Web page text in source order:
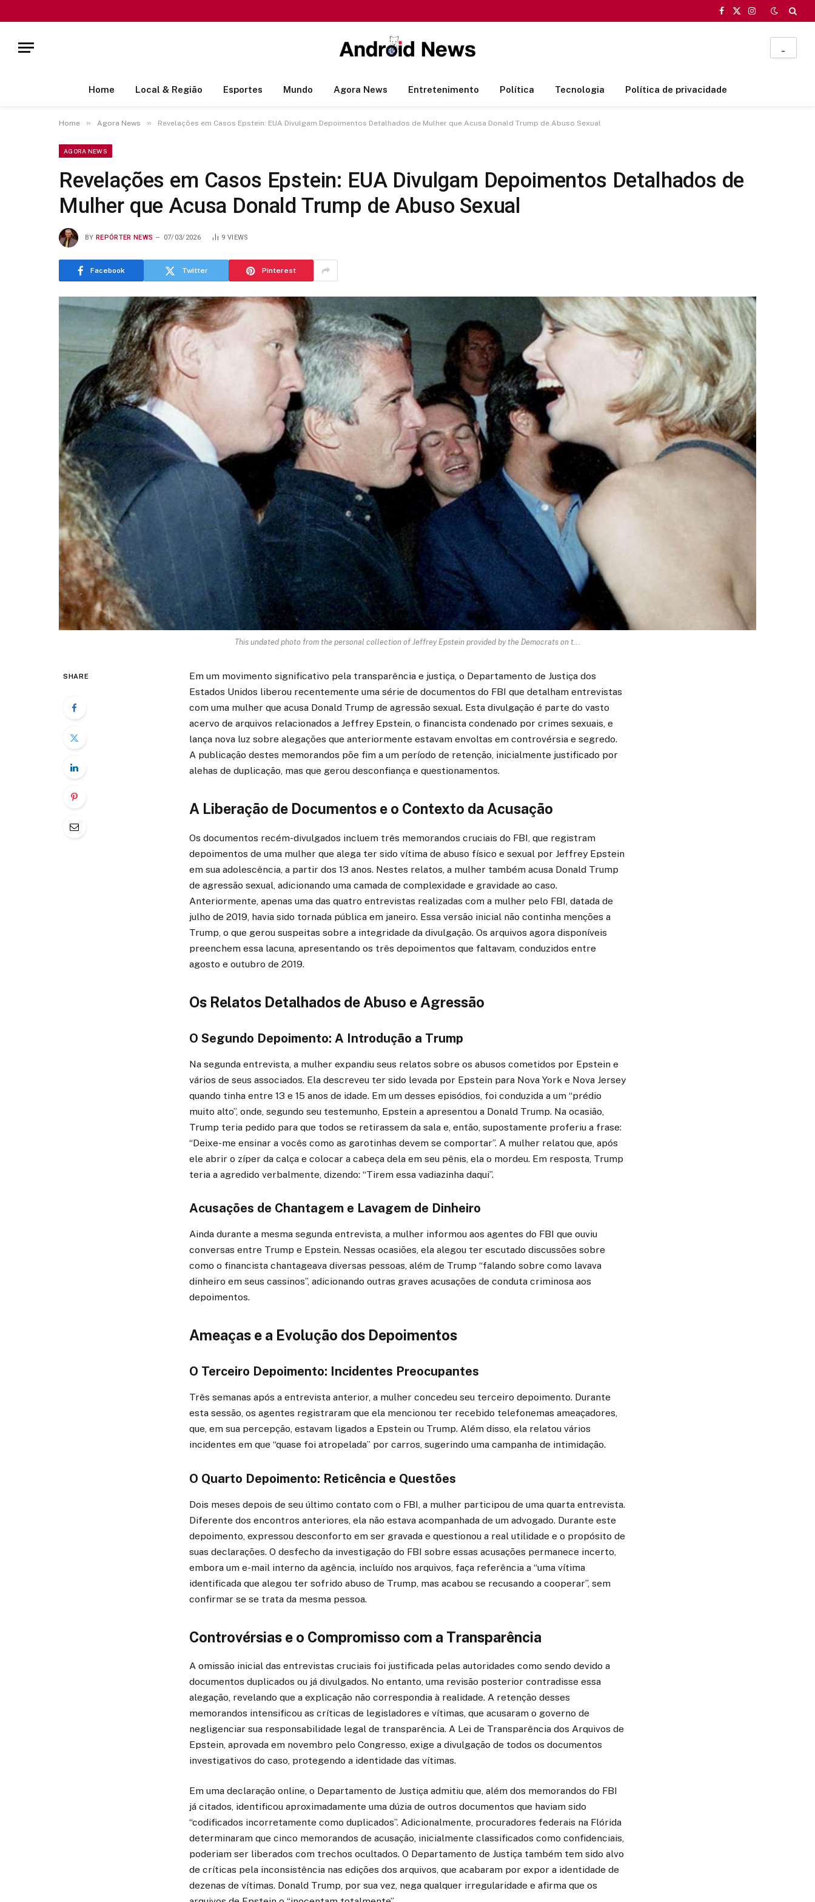
Facebook
X
Instagram
Home Local & Região Esportes Mundo Agora News Entretenimento Política Tecnologia Política de privacidade
Home » Agora News » Revelações em Casos Epstein: EUA Divulgam Depoimentos Detalhados de Mulher que Acusa Donald Trump de Abuso Sexual
AGORA NEWS
Revelações em Casos Epstein: EUA Divulgam Depoimentos Detalhados de
Mulher que Acusa Donald Trump de Abuso Sexual
BY REPÓRTER NEWS 07/03/2026 9 VIEWS
Facebook Twitter Pinterest
This undated photo from the personal collection of Jeffrey Epstein provided by the Democrats on t...
SHARE
Em um movimento significativo pela transparência e justiça, o Departamento de Justiça dos
Estados Unidos liberou recentemente uma série de documentos do FBI que detalham entrevistas
com uma mulher que acusa Donald Trump de agressão sexual. Esta divulgação é parte do vasto
acervo de arquivos relacionados a Jeffrey Epstein, o financista condenado por crimes sexuais, e
lança nova luz sobre alegações que anteriormente estavam envoltas em controvérsia e segredo.
A publicação destes memorandos põe fim a um período de retenção, inicialmente justificado por
alehas de duplicação, mas que gerou desconfiança e questionamentos.
A Liberação de Documentos e o Contexto da Acusação
Os documentos recém-divulgados incluem três memorandos cruciais do FBI, que registram
depoimentos de uma mulher que alega ter sido vítima de abuso físico e sexual por Jeffrey Epstein
em sua adolescência, a partir dos 13 anos. Nestes relatos, a mulher também acusa Donald Trump
de agressão sexual, adicionando uma camada de complexidade e gravidade ao caso.
Anteriormente, apenas uma das quatro entrevistas realizadas com a mulher pelo FBI, datada de
julho de 2019, havia sido tornada pública em janeiro. Essa versão inicial não continha menções a
Trump, o que gerou suspeitas sobre a integridade da divulgação. Os arquivos agora disponíveis
preenchem essa lacuna, apresentando os três depoimentos que faltavam, conduzidos entre
agosto e outubro de 2019.
Os Relatos Detalhados de Abuso e Agressão
O Segundo Depoimento: A Introdução a Trump
Na segunda entrevista, a mulher expandiu seus relatos sobre os abusos cometidos por Epstein e
vários de seus associados. Ela descreveu ter sido levada por Epstein para Nova York e Nova Jersey
quando tinha entre 13 e 15 anos de idade. Em um desses episódios, foi conduzida a um “prédio
muito alto”, onde, segundo seu testemunho, Epstein a apresentou a Donald Trump. Na ocasião,
Trump teria pedido para que todos se retirassem da sala e, então, supostamente proferiu a frase:
“Deixe-me ensinar a vocês como as garotinhas devem se comportar”. A mulher relatou que, após
ele abrir o zíper da calça e colocar a cabeça dela em seu pênis, ela o mordeu. Em resposta, Trump
teria a agredido verbalmente, dizendo: “Tirem essa vadiazinha daqui”.
Acusações de Chantagem e Lavagem de Dinheiro
Ainda durante a mesma segunda entrevista, a mulher informou aos agentes do FBI que ouviu
conversas entre Trump e Epstein. Nessas ocasiões, ela alegou ter escutado discussões sobre
como o financista chantageava diversas pessoas, além de Trump “falando sobre como lavava
dinheiro em seus cassinos”, adicionando outras graves acusações de conduta criminosa aos
depoimentos.
Ameaças e a Evolução dos Depoimentos
O Terceiro Depoimento: Incidentes Preocupantes
Três semanas após a entrevista anterior, a mulher concedeu seu terceiro depoimento. Durante
esta sessão, os agentes registraram que ela mencionou ter recebido telefonemas ameaçadores,
que, em sua percepção, estavam ligados a Epstein ou Trump. Além disso, ela relatou vários
incidentes em que “quase foi atropelada” por carros, sugerindo uma campanha de intimidação.
O Quarto Depoimento: Reticência e Questões
Dois meses depois de seu último contato com o FBI, a mulher participou de uma quarta entrevista.
Diferente dos encontros anteriores, ela não estava acompanhada de um advogado. Durante este
depoimento, expressou desconforto em ser gravada e questionou a real utilidade e o propósito de
suas declarações. O desfecho da investigação do FBI sobre essas acusações permanece incerto,
embora um e-mail interno da agência, incluído nos arquivos, faça referência a “uma vítima
identificada que alegou ter sofrido abuso de Trump, mas acabou se recusando a cooperar”, sem
confirmar se se trata da mesma pessoa.
Controvérsias e o Compromisso com a Transparência
A omissão inicial das entrevistas cruciais foi justificada pelas autoridades como sendo devido a
documentos duplicados ou já divulgados. No entanto, uma revisão posterior contradisse essa
alegação, revelando que a explicação não correspondia à realidade. A retenção desses
memorandos intensificou as críticas de legisladores e vítimas, que acusaram o governo de
negligenciar sua responsabilidade legal de transparência. A Lei de Transparência dos Arquivos de
Epstein, aprovada em novembro pelo Congresso, exige a divulgação de todos os documentos
investigativos do caso, protegendo a identidade das vítimas.
Em uma declaração online, o Departamento de Justiça admitiu que, além dos memorandos do FBI
já citados, identificou aproximadamente uma dúzia de outros documentos que haviam sido
“codificados incorretamente como duplicados”. Adicionalmente, procuradores federais na Flórida
determinaram que cinco memorandos de acusação, inicialmente classificados como confidenciais,
poderiam ser liberados com trechos ocultados. O Departamento de Justiça também tem sido alvo
de críticas pela inconsistência nas edições dos arquivos, que acabaram por expor a identidade de
dezenas de vítimas. Donald Trump, por sua vez, nega qualquer irregularidade e afirma que os